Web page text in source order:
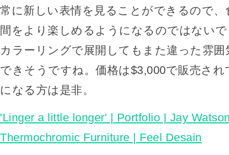
常に新しい表情を見ることができるので
間をより楽しめるようになるのではない
カラーリングで展開してもまた違った雰
できそうですね。価格は$3,000で販売さ
になる方は是非。
'Linger a little longer' | Portfolio | Jay
Thermochromic Furniture | Feel Desain